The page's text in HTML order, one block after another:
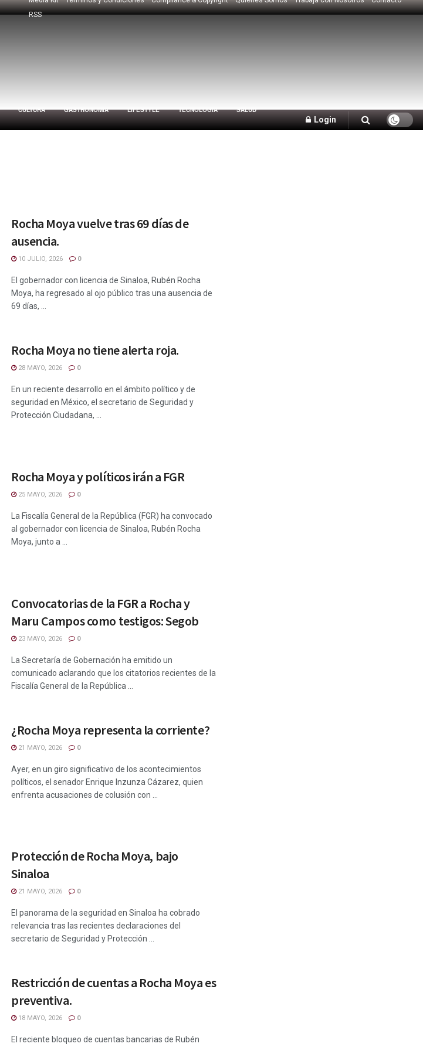
RSS
CULTURA GASTRONOMÍA LIFESTYLE TECNOLOGÍA SALUD
Login
Rocha Moya vuelve tras 69 días de
ausencia.
10 JULIO, 2026 0
El gobernador con licencia de Sinaloa, Rubén Rocha
Moya, ha regresado al ojo público tras una ausencia de
69 días, ...
Rocha Moya no tiene alerta roja.
28 MAYO, 2026 0
En un reciente desarrollo en el ámbito político y de
seguridad en México, el secretario de Seguridad y
Protección Ciudadana, ...
Rocha Moya y políticos irán a FGR
25 MAYO, 2026 0
La Fiscalía General de la República (FGR) ha convocado
al gobernador con licencia de Sinaloa, Rubén Rocha
Moya, junto a ...
Convocatorias de la FGR a Rocha y
Maru Campos como testigos: Segob
23 MAYO, 2026 0
La Secretaría de Gobernación ha emitido un
comunicado aclarando que los citatorios recientes de la
Fiscalía General de la República ...
¿Rocha Moya representa la corriente?
21 MAYO, 2026 0
Ayer, en un giro significativo de los acontecimientos
políticos, el senador Enrique Inzunza Cázarez, quien
enfrenta acusaciones de colusión con ...
Protección de Rocha Moya, bajo
Sinaloa
21 MAYO, 2026 0
El panorama de la seguridad en Sinaloa ha cobrado
relevancia tras las recientes declaraciones del
secretario de Seguridad y Protección ...
Restricción de cuentas a Rocha Moya es
preventiva.
18 MAYO, 2026 0
El reciente bloqueo de cuentas bancarias de Rubén